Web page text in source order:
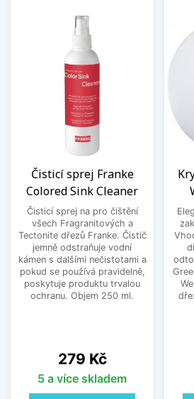
Čisticí sprej Franke
Colored Sink Cleaner
Čisticí sprej na pro čištění
všech Fragranitových a
Tectonite dřezů Franke. Čistič
jemně odstraňuje vodní
kámen s dalšími nečistotami a
pokud se používá pravidelně,
poskytuje produktu trvalou
ochranu. Objem 250 ml.
Cena
279 Kč
5 a více skladem